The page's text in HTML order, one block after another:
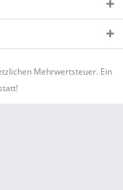
Mehrwertsteuer. Ein